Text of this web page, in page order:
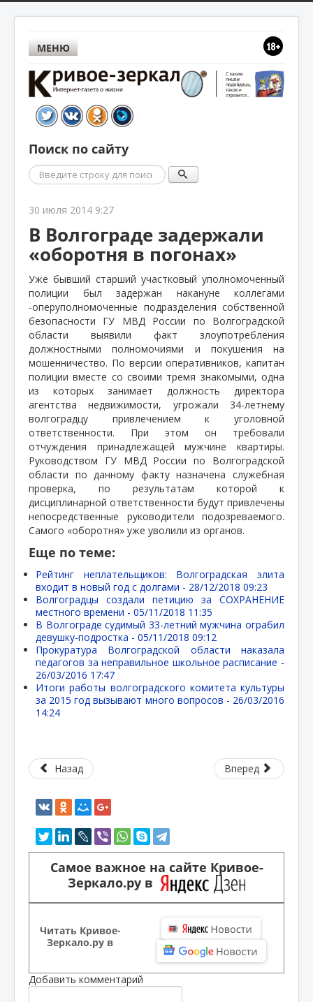
МЕНЮ
Поиск по сайту
Поиск
30 июля 2014 9:27
В Волгограде задержали
«оборотня в погонах»
Уже бывший старший участковый уполномоченный
полиции был задержан накануне коллегами
-оперуполномоченные подразделения собственной
безопасности ГУ МВД России по Волгоградской
области выявили факт злоупотребления
должностными полномочиями и покушения на
мошенничество. По версии оперативников, капитан
полиции вместе со своими тремя знакомыми, одна
из которых занимает должность директора
агентства недвижимости, угрожали 34-летнему
волгоградцу привлечением к уголовной
ответственности. При этом он требовали
отчуждения принадлежащей мужчине квартиры.
Руководством ГУ МВД России по Волгоградской
области по данному факту назначена служебная
проверка, по результатам которой к
дисциплинарной ответственности будут привлечены
непосредственные руководители подозреваемого.
Самого «оборотня» уже уволили из органов.
Еще по теме:
Рейтинг неплательщиков: Волгоградская элита
входит в новый год с долгами - 28/12/2018 09:23
Волгоградцы создали петицию за СОХРАНЕНИЕ
местного времени - 05/11/2018 11:35
В Волгограде судимый 33-летний мужчина ограбил
девушку-подростка - 05/11/2018 09:12
Прокуратура Волгоградской области наказала
педагогов за неправильное школьное расписание -
26/03/2016 17:47
Итоги работы волгоградского комитета культуры
за 2015 год вызывают много вопросов - 26/03/2016
14:24
Назад Вперед
Самое важное на сайте Кривое-
Зеркало.ру в
Читать Кривое-
Зеркало.ру в
Добавить комментарий